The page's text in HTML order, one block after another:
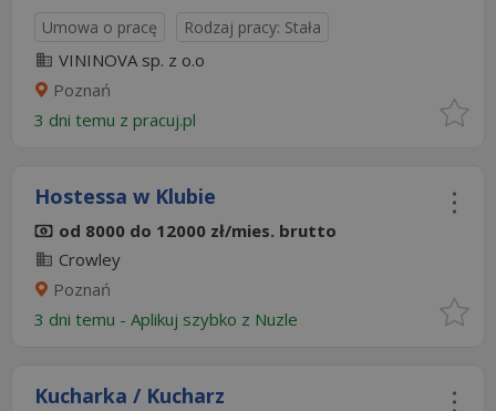
Umowa o pracę Rodzaj pracy: Stała
VININOVA sp. z o.o
Poznań
3 dni temu z pracuj.pl
Hostessa w Klubie
od 8000 do 12000 zł/mies. brutto
Crowley
Poznań
3 dni temu - Aplikuj szybko z Nuzle
Kucharka / Kucharz